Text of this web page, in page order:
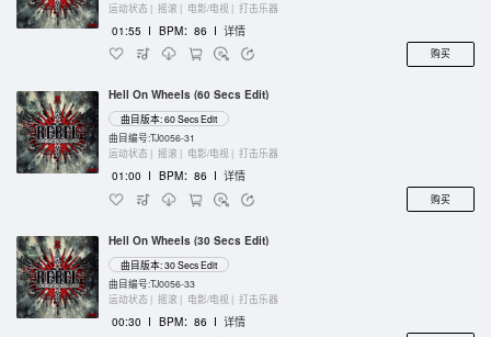
运动状态 | 摇滚 | 电影/电视 | 打击乐器
01:55 I BPM：86 I 详情
购买
Hell On Wheels (60 Secs Edit)
曲目版本: 60 Secs Edit
曲目编号:TJ0056-31
运动状态 | 摇滚 | 电影/电视 | 打击乐器
01:00 I BPM：86 I 详情
购买
Hell On Wheels (30 Secs Edit)
曲目版本: 30 Secs Edit
曲目编号:TJ0056-33
运动状态 | 摇滚 | 电影/电视 | 打击乐器
00:30 I BPM：86 I 详情